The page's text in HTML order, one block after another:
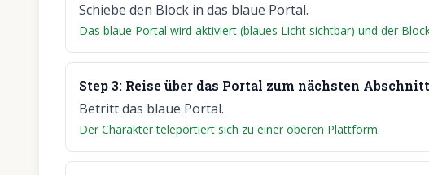
Schiebe den Block in das blaue Portal.
Das blaue Portal wird aktiviert (blaues Licht sichtbar) und der
Step3: Reise über das Portal zum nächsten
Betritt das blaue Portal.
Der Charakter teleportiert sich zu einer oberen Plattform.